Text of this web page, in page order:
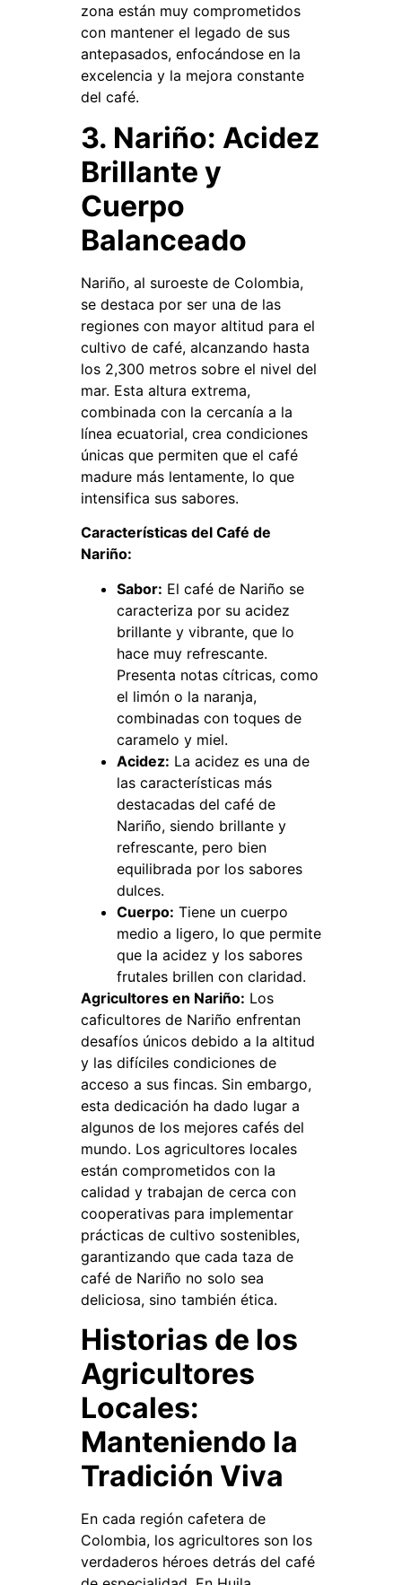
zona están muy comprometidos
con mantener el legado de sus
antepasados, enfocándose en la
excelencia y la mejora constante
del café.
3. Nariño: Acidez
Brillante y
Cuerpo
Balanceado
Nariño, al suroeste de Colombia,
se destaca por ser una de las
regiones con mayor altitud para el
cultivo de café, alcanzando hasta
los 2,300 metros sobre el nivel del
mar. Esta altura extrema,
combinada con la cercanía a la
línea ecuatorial, crea condiciones
únicas que permiten que el café
madure más lentamente, lo que
intensifica sus sabores.
Características del Café de
Nariño:
Sabor: El café de Nariño se
caracteriza por su acidez
brillante y vibrante, que lo
hace muy refrescante.
Presenta notas cítricas, como
el limón o la naranja,
combinadas con toques de
caramelo y miel.
Acidez: La acidez es una de
las características más
destacadas del café de
Nariño, siendo brillante y
refrescante, pero bien
equilibrada por los sabores
dulces.
Cuerpo: Tiene un cuerpo
medio a ligero, lo que permite
que la acidez y los sabores
frutales brillen con claridad.
Agricultores en Nariño: Los
caficultores de Nariño enfrentan
desafíos únicos debido a la altitud
y las difíciles condiciones de
acceso a sus fincas. Sin embargo,
esta dedicación ha dado lugar a
algunos de los mejores cafés del
mundo. Los agricultores locales
están comprometidos con la
calidad y trabajan de cerca con
cooperativas para implementar
prácticas de cultivo sostenibles,
garantizando que cada taza de
café de Nariño no solo sea
deliciosa, sino también ética.
Historias de los
Agricultores
Locales:
Manteniendo la
Tradición Viva
En cada región cafetera de
Colombia, los agricultores son los
verdaderos héroes detrás del café